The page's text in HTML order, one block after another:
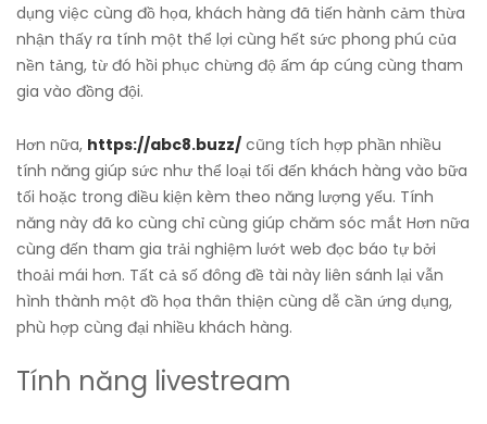
dụng việc cùng đồ họa, khách hàng đã tiến hành cảm thừa
nhận thấy ra tính một thể lợi cùng hết sức phong phú của
nền tảng, từ đó hồi phục chừng độ ấm áp cúng cùng tham
gia vào đồng đội.
Hơn nữa, https://abc8.buzz/ cũng tích hợp phần nhiều
tính năng giúp sức như thể loại tối đến khách hàng vào bữa
tối hoặc trong điều kiện kèm theo năng lượng yếu. Tính
năng này đã ko cùng chỉ cùng giúp chăm sóc mắt Hơn nữa
cùng đến tham gia trải nghiệm lướt web đọc báo tự bởi
thoải mái hơn. Tất cả số đông đề tài này liên sánh lại vẫn
hình thành một đồ họa thân thiện cùng dễ cần ứng dụng,
phù hợp cùng đại nhiều khách hàng.
Tính năng livestream